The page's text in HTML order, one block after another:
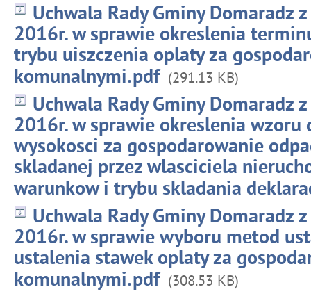
Uchwala Rady Gminy Domaradz
2016r. w sprawie okreslenia
trybu uiszczenia oplaty za
komunalnymi.pdf (291.13 KB)
Uchwala Rady Gminy Domaradz
2016r. w sprawie okreslenia wzoru
wysokosci za gospodarowanie
skladanej przez wlasciciela
warunkow i trybu skladania
Uchwala Rady Gminy Domaradz
2016r. w sprawie wyboru metod
ustalenia stawek oplaty za
komunalnymi.pdf (308.53 KB)